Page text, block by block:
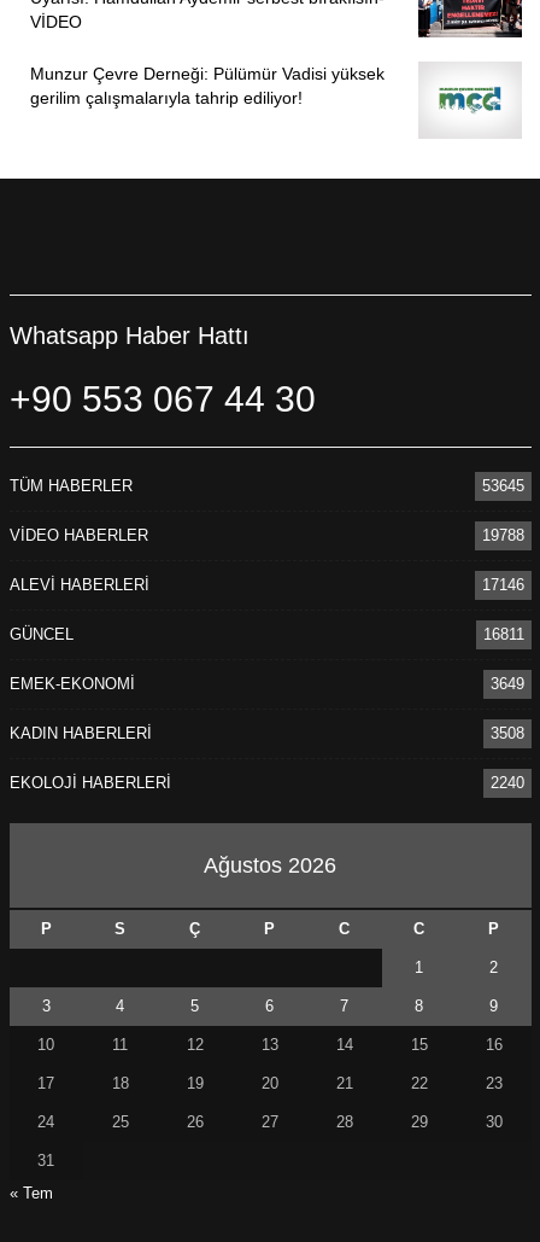
VİDEO
Munzur Çevre Derneği: Pülümür Vadisi yüksek
gerilim çalışmalarıyla tahrip ediliyor!
Whatsapp Haber Hattı
+90 553 067 44 30
TÜM HABERLER 53645
VİDEO HABERLER 19788
ALEVİ HABERLERİ 17146
GÜNCEL 16811
EMEK-EKONOMİ 3649
KADIN HABERLERİ 3508
EKOLOJİ HABERLERİ 2240
Ağustos 2026
P S Ç P C C P
1 2
3 4 5 6 7 8 9
10 11 12 13 14 15 16
17 18 19 20 21 22 23
24 25 26 27 28 29 30
31
« Tem